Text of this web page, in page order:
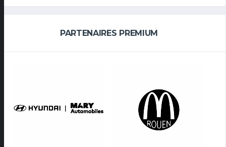
PARTENAIRES PREMIUM